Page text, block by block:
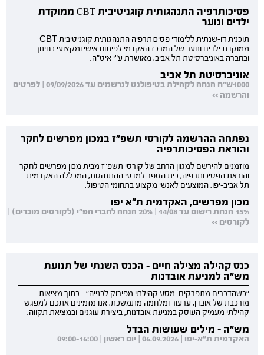
פסיכותרפיה התנהגותית קוגניטיבית CBT ממוקדת
ילדים ונוער
תוכנית דו-שנתית ללימודי פסיכותרפיה התנהגותית קוגניטיבית CBT
ממוקדת ילדים ונוער של המרכז האקדמי לפיתוח אישי ומקצועי בחינוך
ובחברה באוניברסיטת תל אביב, מאושרת ע"י איט"ה.
אוניברסיטת תל אביב
1000ש"ח הנחה לקהילת בטיפולנט לנרשמים עד 09/09/2026 | לפרטים
והרשמה >>
נפתחה ההרשמה לקורסי תשפ"ז במכון מפרשים לחקר
והוראת הפסיכותרפיה
מוזמנים להירשם למגוון הרחב של קורסי תשפ"ז מבית מכון מפרשים לחקר
והוראת הפסיכותרפיה, בית הספר למדעי ההתנהגות, המכללה האקדמית
תל אביב-יפו, המוצעים לאנשי מקצוע בתחומי הטיפול.
מכון מפרשים, האקדמית ת"א יפו
15% הנחת רישום עד 14/08 | 20% הנחה לחברי הפ"י (לקורסים מוכרים) |
לקורסים >>
כנס קהילה מצילה חיים - הכנס השנתי של תנועת
מש"ה למניעת אובדנות
"כשהדברים מתפרקים: מסע קהילתי מפירוק לבנייה" - בתוך מציאות
מורכבת של אובדן, ערעור ומלחמה מתמשכת, אנו מזמינים אתכם למפגש
קהילתי מעמיק העוסק במניעת אובדנות, ביצירת עוגנים ובמציאת תקווה.
מש"ה - מילים שעושות הבדל
האקדמית ת"א-יפו | 06.09.2026 | יום ראשון | 09:00-16:00